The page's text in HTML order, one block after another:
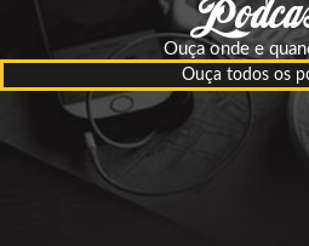
Ouça onde e
Ouça todos os